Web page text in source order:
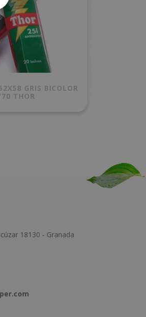
GRIS BICOLOR
THOR
18130 - Granada